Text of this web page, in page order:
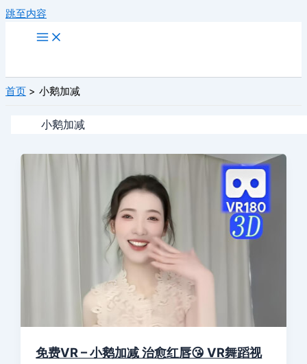
跳至内容
首页 小鹅加减
小鹅加减
免费VR – 小鹅加减 治愈红唇😘 VR舞蹈视